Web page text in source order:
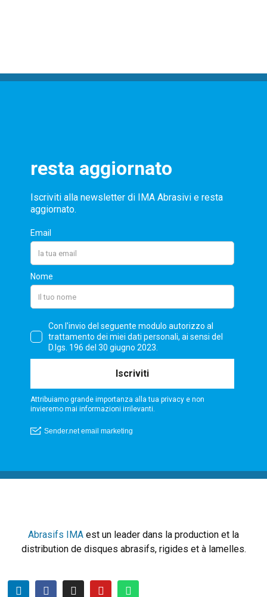
Abrasifs IMA est un leader dans la production et la
distribution de disques abrasifs, rigides et à lamelles.